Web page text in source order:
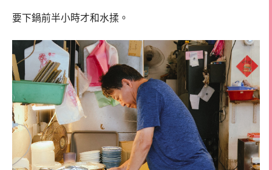
要下鍋前半小時才和水揉。